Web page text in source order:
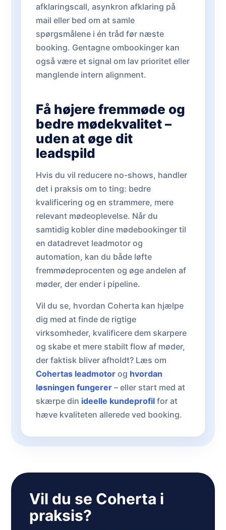
afklaringscall, asynkron afklaring på
mail eller bed om at samle
spørgsmålene i én tråd før næste
booking. Gentagne ombookinger kan
også være et signal om lav prioritet eller
manglende intern alignment.
Få højere fremmøde og
bedre mødekvalitet –
uden at øge dit
leadspild
Hvis du vil reducere no-shows, handler
det i praksis om to ting: bedre
kvalificering og en strammere, mere
relevant mødeoplevelse. Når du
samtidig kobler dine mødebookinger til
en datadrevet leadmotor og
automation, kan du både løfte
fremmødeprocenten og øge andelen af
møder, der ender i pipeline.
Vil du se, hvordan Coherta kan hjælpe
dig med at finde de rigtige
virksomheder, kvalificere dem skarpere
og skabe et mere stabilt flow af møder,
der faktisk bliver afholdt? Læs om
Cohertas leadmotor og hvordan
løsningen fungerer – eller start med at
skærpe din ideelle kundeprofil for at
hæve kvaliteten allerede ved booking.
Vil du se Coherta i
praksis?